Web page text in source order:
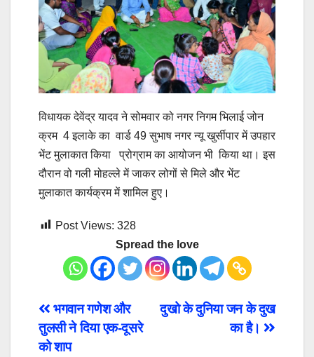
विधायक देवेंद्र यादव ने सोमवार को नगर निगम भिलाई जोन
क्रम 4 इलाके का वार्ड 49 सुभाष नगर न्यू खुर्सीपार में उपहार
भेंट मुलाकात किया प्रोग्राम का आयोजन भी किया था। इस
दौरान वो गली मोहल्ले में जाकर लोगों से मिले और भेंट
मुलाकात कार्यक्रम में शामिल हुए।
Post Views: 328
Spread the love
Post
navigation
दुखो के दुनिया जन के दुख
का है।
भगवान गणेश और
तुलसी ने दिया एक-दूसरे
को शाप